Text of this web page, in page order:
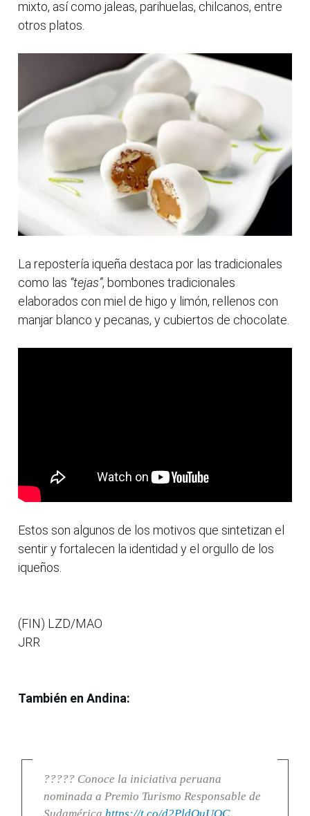
mixto, así como jaleas, parihuelas, chilcanos, entre
otros platos.
La repostería iqueña destaca por las tradicionales
como las “tejas”, bombones tradicionales
elaborados con miel de higo y limón, rellenos con
manjar blanco y pecanas, y cubiertos de chocolate.
Estos son algunos de los motivos que sintetizan el
sentir y fortalecen la identidad y el orgullo de los
iqueños.
(FIN) LZD/MAO
JRR
También en Andina:
????? Conoce la iniciativa peruana
nominada a Premio Turismo Responsable de
Sudamérica https://t.co/d2PldOuUOC